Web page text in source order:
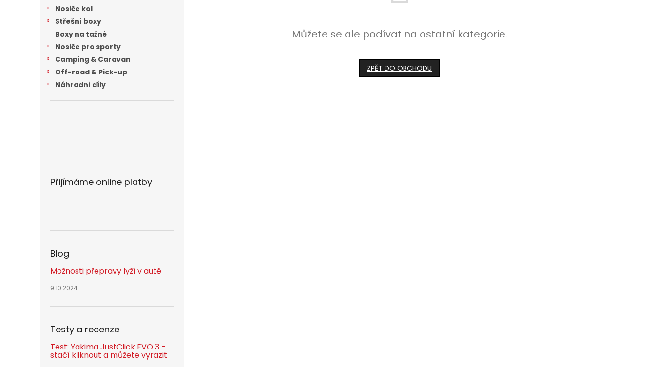
Nosiče kol
Střešní boxy
Boxy na tažné
Nosiče pro sporty
Camping & Caravan
Off-road & Pick-up
Náhradní díly
Přijímáme online platby
Blog
Možnosti přepravy lyží v autě
9.10.2024
Testy a recenze
Test: Yakima JustClick EVO 3 -
stačí kliknout a můžete vyrazit
Můžete se ale podívat na ostatní kategorie.
ZPĚT DO OBCHODU